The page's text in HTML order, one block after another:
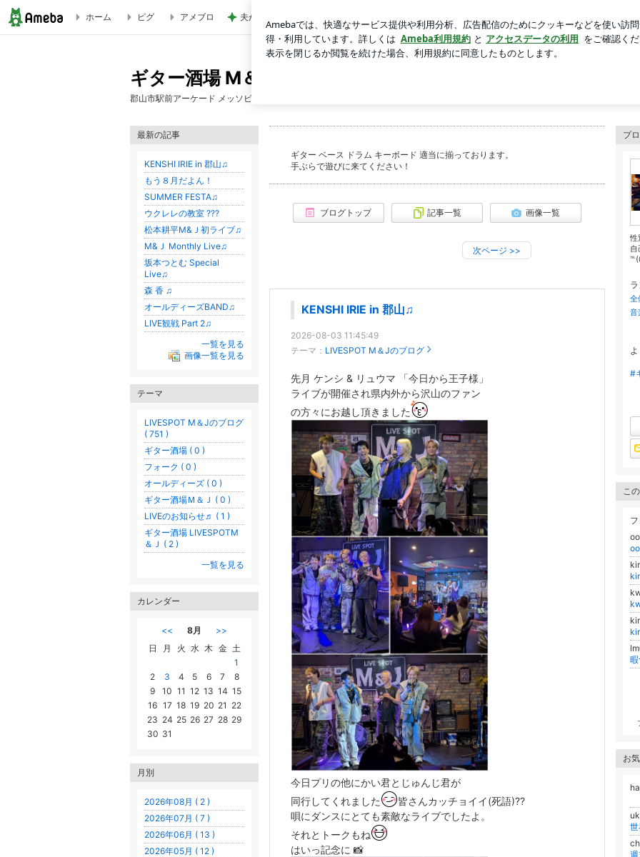
ホーム ピグ アメブロ 夫が買ってきた段ボールの有効利用
ギター酒場 М＆Ｊ
郡山市駅前アーケード メッソビル ４F
ギター ベース ドラム キーボード 適当に揃っております。
手ぶらで遊びに来てください！
ブログトップ 記事一覧 画像一覧
次ページ >>
KENSHI IRIE in 郡山♫
2026-08-03 11:45:49
テーマ： LIVESPOT M＆Jのブログ
先月 ケンシ & リュウマ 「今日から王子様」
ライブが開催され県内外から沢山のファン
の方々にお越し頂きました
今日プリの他にかい君とじゅんじ君が
同行してくれました
皆さんカッチョイイ(死語)??
唄にダンスにとても素敵なライブでしたよ。
それとトークもね
はいっ記念に 📸
プ
性
全
音
#
こ
お
世
最新の記事
KENSHI IRIE in 郡山♫
もう８月だよん！
SUMMER FESTA♫
ウクレレの教室 ???
松本耕平М&Ｊ初ライブ♫
М&Ｊ Monthly Live♫
坂本つとむ Special
Live♫
森 香 ♫
オールディーズBAND♫
LIVE観戦 Part 2♫
一覧を見る
画像一覧を見る
テーマ
LIVESPOT M＆Jのブログ
( 751 )
ギター酒場 ( 0 )
フォーク ( 0 )
オールディーズ ( 0 )
ギター酒場Ｍ＆Ｊ ( 0 )
LIVEのお知らせ♬ ( 1 )
ギター酒場 LIVESPOTМ
＆Ｊ ( 2 )
一覧を見る
カレンダー
<< 8月
>>
日
月 火 水 木 金 土
1
2
3 4 5 6 7
8
9
10 11 12 13 14 15
16 17 18 19 20 21 22
23 24 25 26 27 28 29
30 31
月別
2026年08月 ( 2 )
2026年07月 ( 7 )
2026年06月 ( 13 )
2026年05月 ( 12 )